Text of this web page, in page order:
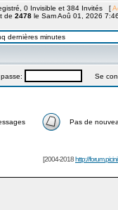
0 Invisible et 384 Invités [
de 2478 le Sam Aoû 01, 2026
dernières minutes
Se
Pas de
[2004-2018http://